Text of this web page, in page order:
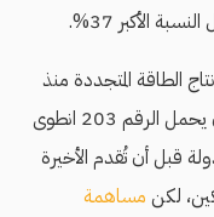
الطاقة المتجددة منذ
بهذا الشأن يحمل الرقم 203 انطوى
قبل أن تُقدم الأخيرة
لكن مساهمة